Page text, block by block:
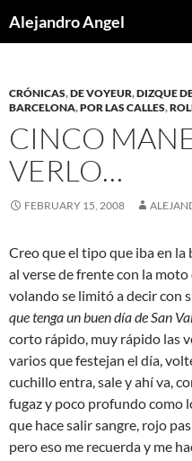
toAlejandro Angel
CRÓNICAS,DE VOYEUR,DIZQUE
BARCELONA,POR LAS CALLES,
CINCO
VERLO…
FEBRUARY 15, 2008
Creo que el tipo que iba en la
al verse de frente con la
volando se limitó a decir con
que tenga un buen día de San
corto rápido, muy rápido las
varios que festejan el día,
cuchillo entra, sale y ahí va,
fugaz y poco profundo como
que hace salir sangre, rojo
pero eso me recuerda y me